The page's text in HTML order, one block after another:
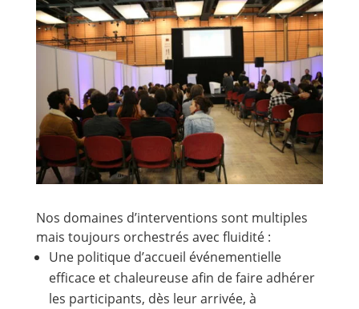
Nos domaines d’interventions sont multiples
mais toujours orchestrés avec fluidité :
Une politique d’accueil événementielle
efficace et chaleureuse afin de faire adhérer
les participants, dès leur arrivée, à